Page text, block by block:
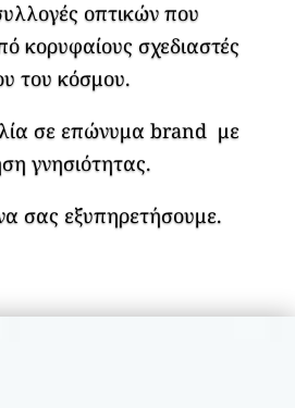
οπτικών που
κορυφαίους σχεδιαστές
του κόσμου.
σε επώνυμα brand με
γνησιότητας.
σας εξυπηρετήσουμε.